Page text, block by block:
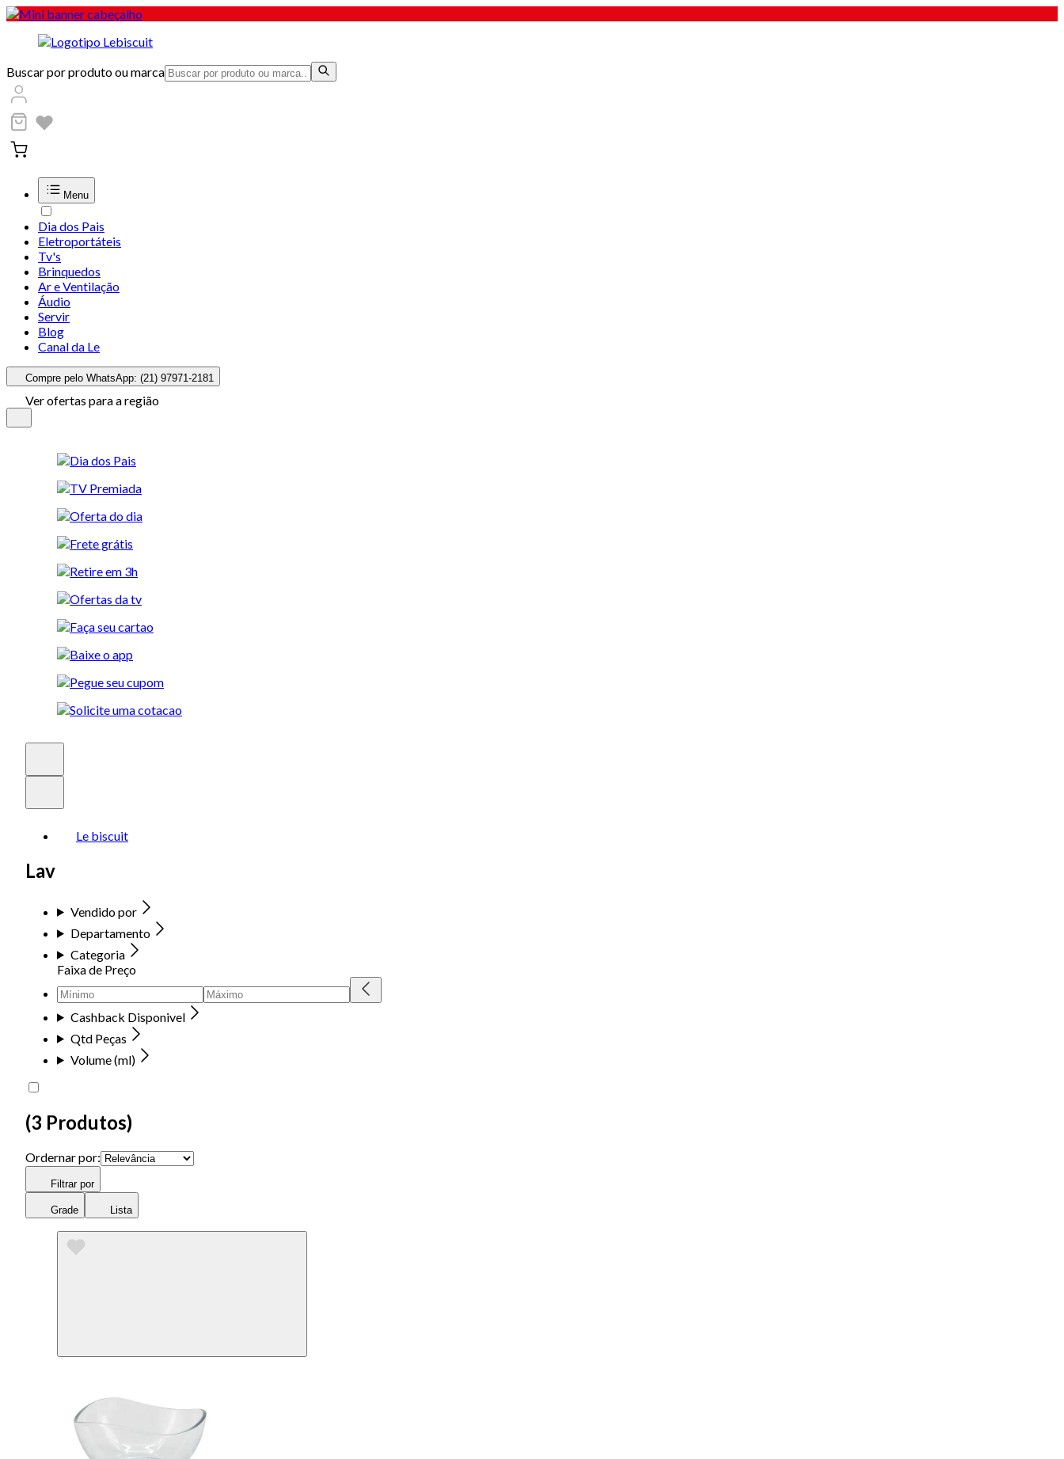
Buscar por produto ou marca
Menu
Dia dos Pais
Eletroportáteis
Tv's
Brinquedos
Ar e Ventilação
Áudio
Servir
Blog
Canal da Le
Compre pelo WhatsApp: (21) 97971-2181
Ver ofertas para a região
Le biscuit
Lav
Vendido por
Departamento
Categoria
Faixa de Preço
Cashback Disponivel
Qtd Peças
Volume (ml)
(3 Produtos)
Ordernar por:
Filtrar por
Grade Lista